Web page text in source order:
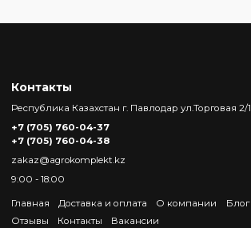
Главная Доставка и оплата О компании Блог
Отзывы
Контакты Вакансии
Контакты
Республика Казахстан г. Павлодар ул.Торговая 2/1
+7 (705) 760-04-37
+7 (705) 760-04-38
zakaz@agrokomplekt.kz
9:00 - 18:00